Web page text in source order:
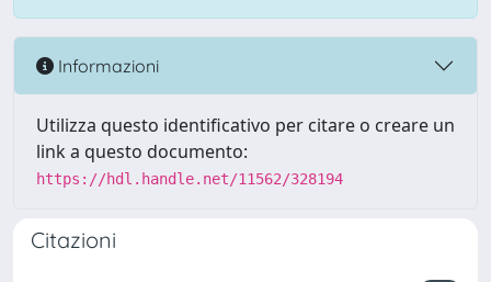
Informazioni
Utilizza questo identificativo per citare o creare un
link a questo documento:
https://hdl.handle.net/11562/328194
Citazioni